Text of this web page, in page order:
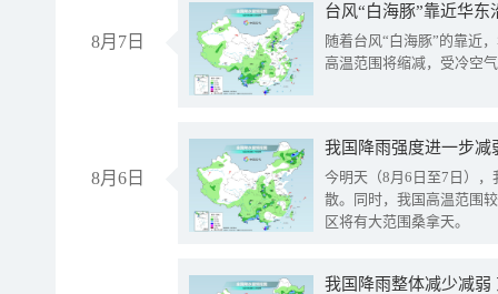
8月7日
台风“白海豚”靠近华
随着台风“白海豚”的靠近
高温范围将缩减，受冷空
8月6日
今明天（8月6日至7日）
散。同时，我国高温范围
区将有大范围桑拿天。
我国降雨整体减少减弱